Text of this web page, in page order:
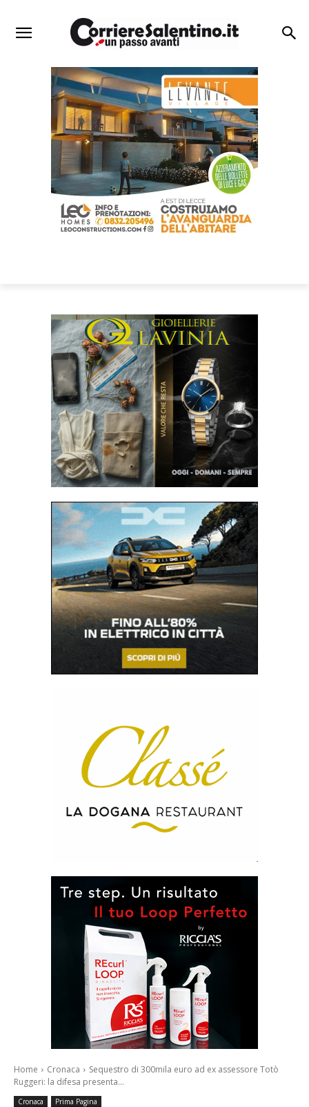
Home Cronaca
Sequestro di 300mila euro ad ex assessore Totò
Ruggeri: la difesa presenta...
Cronaca Prima Pagina